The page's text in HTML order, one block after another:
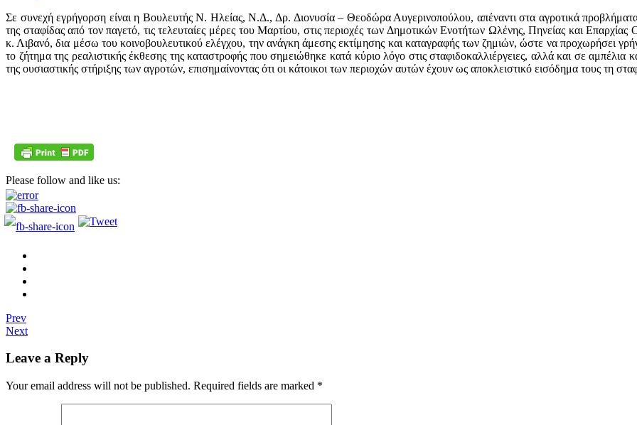
Σε συνεχή εγρήγορση είναι η Βουλευτής Ν. Ηλείας, Ν.Δ., Δρ. Διονυσία – Θεοδώρα Αυγερινοπούλου, απέναντι στα αγροτικά
της σταφίδας από τον παγετό, τις τελευταίες μέρες του Μαρτίου, στις περιοχές των Δημοτικών Ενοτήτων Ωλένης, Πηνείας και
κ. Λιβανό, δια μέσω του κοινοβουλευτικού ελέγχου, την ανάγκη άμεσης εκτίμησης και καταγραφής των ζημιών, ώστε να προχωρήσει
το ζήτημα της ρεαλιστικής έκθεσης της καταστροφής που σημειώθηκε κατά κύριο λόγο στις σταφιδοκαλλιέργειες, αλλά και σε
της ουσιαστικής στήριξης των αγροτών, επισημαίνοντας ότι οι κάτοικοι των περιοχών αυτών έχουν ως αποκλειστικό εισόδημα τους τη
Please follow and like us:
Prev
Next
Leave a Reply
Your email address will not be published. Required fields are marked *